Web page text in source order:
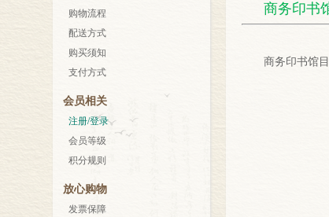
购物流程
配送方式
购买须知
支付方式
会员相关
注册/登录
会员等级
积分规则
放心购物
发票保障
商务印书
商务印书馆